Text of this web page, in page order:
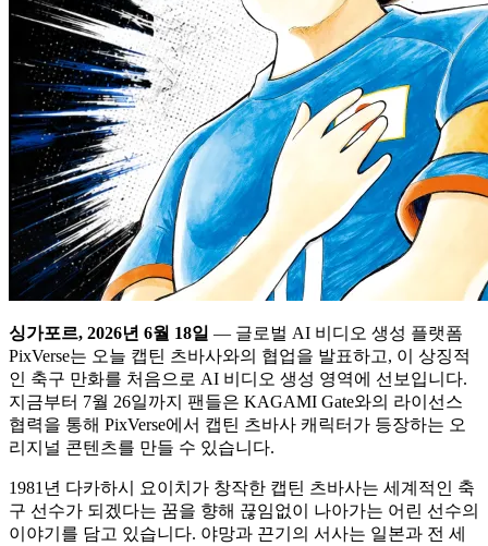
싱가포르, 2026년 6월 18일 — 글로벌 AI 비디오 생성 플랫폼
PixVerse는 오늘 캡틴 츠바사와의 협업을 발표하고, 이 상징적
인 축구 만화를 처음으로 AI 비디오 생성 영역에 선보입니다.
지금부터 7월 26일까지 팬들은 KAGAMI Gate와의 라이선스
협력을 통해 PixVerse에서 캡틴 츠바사 캐릭터가 등장하는 오
리지널 콘텐츠를 만들 수 있습니다.
1981년 다카하시 요이치가 창작한 캡틴 츠바사는 세계적인 축
구 선수가 되겠다는 꿈을 향해 끊임없이 나아가는 어린 선수의
이야기를 담고 있습니다. 야망과 끈기의 서사는 일본과 전 세